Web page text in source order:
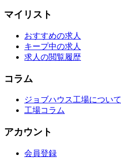
マイリスト
おすすめの求人
キープ中の求人
求人の閲覧履歴
コラム
ジョブハウス工場について
工場コラム
アカウント
会員登録